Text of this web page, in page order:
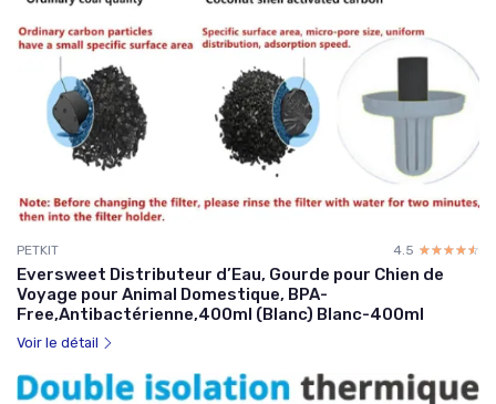
PETKIT 4.5 ☆☆☆☆☆
★★★★★
Eversweet Distributeur d’Eau, Gourde pour Chien de
Voyage pour Animal Domestique, BPA-
Free,Antibactérienne,400ml (Blanc) Blanc-400ml
Voir le détail